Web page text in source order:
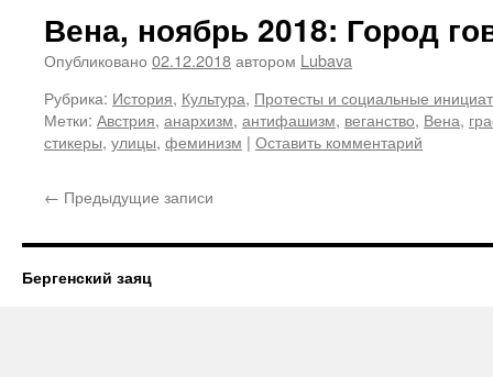
Вена, ноябрь 2018: Город
Опубликовано 02.12.2018автором Lubava
Рубрика: История, Культура, Протесты и социальные
Метки: Австрия, анархизм, антифашизм, веганство, Вена,
стикеры, улицы, феминизм | Оставить комментарий
← Предыдущие записи
Бергенский заяц